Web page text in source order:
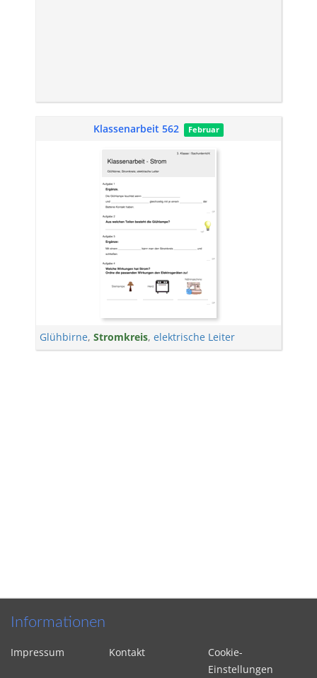
Klassenarbeit 562 Februar
Glühbirne, Stromkreis, elektrische Leiter
Informationen
Impressum Kontakt
Cookie-
Einstellungen